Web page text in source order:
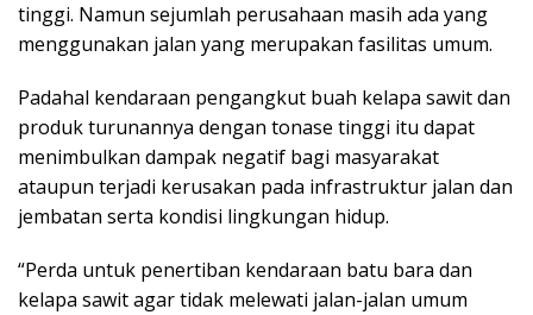
tinggi. Namun sejumlah perusahaan masih ada yang
menggunakan jalan yang merupakan fasilitas umum.
Padahal kendaraan pengangkut buah kelapa sawit dan
produk turunannya dengan tonase tinggi itu dapat
menimbulkan dampak negatif bagi masyarakat
ataupun terjadi kerusakan pada infrastruktur jalan dan
jembatan serta kondisi lingkungan hidup.
“Perda untuk penertiban kendaraan batu bara dan
kelapa sawit agar tidak melewati jalan-jalan umum